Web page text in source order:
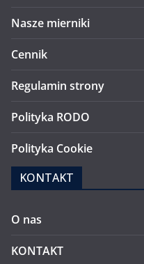
Nasze mierniki
Cennik
Regulamin strony
Polityka RODO
Polityka Cookie
KONTAKT
O nas
KONTAKT